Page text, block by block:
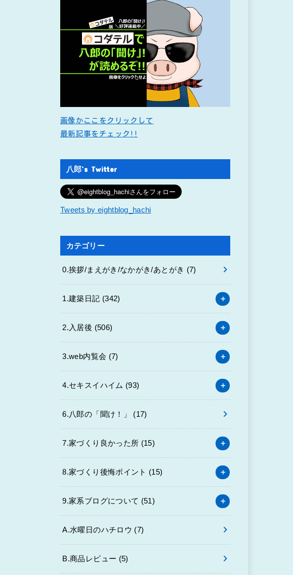
画像かここをクリックして
最新記事をチェック!!
八郎’s Twitter
Tweets by eightblog_hachi
カテゴリー
0.挨拶/まえがき/なかがき/あとがき (7)
1.建築日記 (342)
2.入居後 (506)
3.web内覧会 (7)
4.セキスイハイム (93)
6.八郎の「聞け！」 (17)
7.家づくり良かった所 (15)
8.家づくり後悔ポイント (15)
9.家系ブログについて (51)
A.水曜日のハチロウ (7)
B.商品レビュー (5)